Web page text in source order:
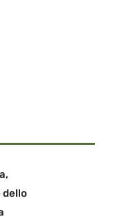
dello